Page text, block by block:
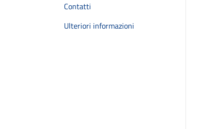
Contatti
Ulteriori informazioni